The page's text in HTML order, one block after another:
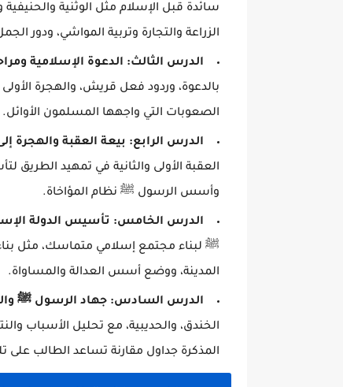
سائدة قبل الإسلام مثل الوثنية والحنيفية
الزراعة والتجارة وتربية المواشي، ودور
الدرس الثالث: الدعوة الإسلامية
بالدعوة، وردود فعل قريش، والهجرة
الصعوبات التي واجهها المسلمون الأوائل.
الدرس الرابع: بيعة العقبة والهجرة
العقبة الأولى والثانية في تمهيد الطريق
وأسس الرسول ﷺ نظام المؤاخاة.
الدرس الخامس: تأسيس الدولة
ﷺ لبناء مجتمع إسلامي متماسك، مثل
المدينة، ووضع أسس العدالة والمساواة.
الدرس السادس: جهاد الرسول ﷺ
الخندق، والحديبية، مع تحليل الأسباب
المذكرة جداول مقارنة تساعد الطالب